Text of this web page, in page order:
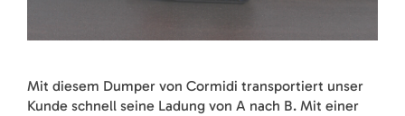
Mit diesem Dumper von Cormidi transportiert unser
Kunde schnell seine Ladung von A nach B. Mit einer